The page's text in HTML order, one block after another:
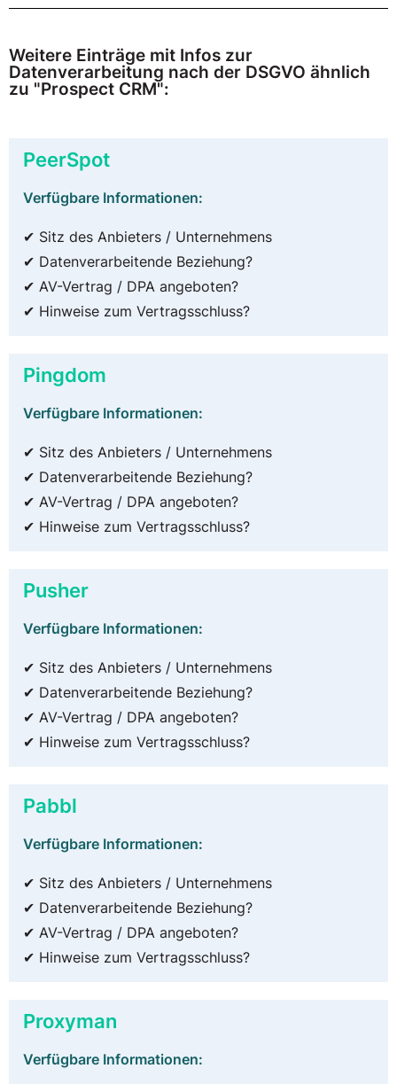
Weitere Einträge mit Infos zur
Datenverarbeitung nach der DSGVO ähnlich
zu "Prospect CRM":
PeerSpot
Verfügbare Informationen:
✔ Sitz des Anbieters / Unternehmens
✔ Datenverarbeitende Beziehung?
✔ AV-Vertrag / DPA angeboten?
✔ Hinweise zum Vertragsschluss?
Pingdom
Verfügbare Informationen:
✔ Sitz des Anbieters / Unternehmens
✔ Datenverarbeitende Beziehung?
✔ AV-Vertrag / DPA angeboten?
✔ Hinweise zum Vertragsschluss?
Pusher
Verfügbare Informationen:
✔ Sitz des Anbieters / Unternehmens
✔ Datenverarbeitende Beziehung?
✔ AV-Vertrag / DPA angeboten?
✔ Hinweise zum Vertragsschluss?
Pabbl
Verfügbare Informationen:
✔ Sitz des Anbieters / Unternehmens
✔ Datenverarbeitende Beziehung?
✔ AV-Vertrag / DPA angeboten?
✔ Hinweise zum Vertragsschluss?
Proxyman
Verfügbare Informationen: